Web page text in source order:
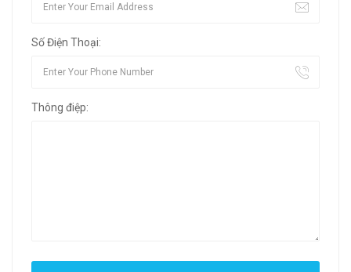
Số Điện Thoại:
Thông điệp: